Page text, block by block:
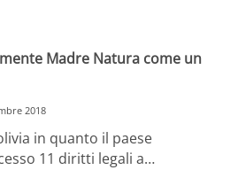
Madre Natura come un
2018
in quanto il paese
11 diritti legali a…